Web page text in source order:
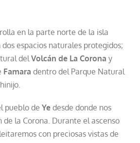
en la parte norte de la isla
espacios naturales protegidos;
del Volcán de La Corona y
Famara dentro del Parque Natural
pueblo de Ye desde donde nos
de la Corona. Durante el ascenso
con preciosas vistas de